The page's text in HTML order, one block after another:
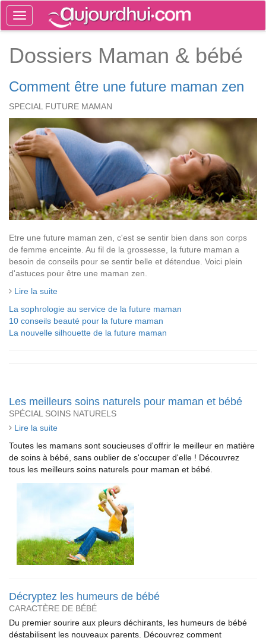
Toggle
navigation
Dossiers Maman & bébé
Comment être une future maman zen
SPECIAL FUTURE MAMAN
Etre une future maman zen, c'est se sentir bien dans son corps
de femme enceinte. Au fil de la grossesse, la future maman a
besoin de conseils pour se sentir belle et détendue. Voici plein
d'astuces pour être une maman zen.
Lire la suite
La sophrologie au service de la future maman
10 conseils beauté pour la future maman
La nouvelle silhouette de la future maman
Les meilleurs soins naturels pour maman et bébé
SPÉCIAL SOINS NATURELS
Lire la suite
Toutes les mamans sont soucieuses d'offrir le meilleur en matière
de soins à bébé, sans oublier de s'occuper d'elle ! Découvrez
tous les meilleurs soins naturels pour maman et bébé.
Décryptez les humeurs de bébé
CARACTÈRE DE BÉBÉ
Du premier sourire aux pleurs déchirants, les humeurs de bébé
déstabilisent les nouveaux parents. Découvrez comment